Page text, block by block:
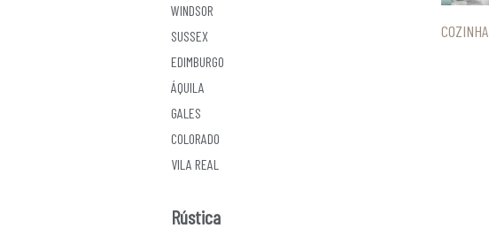
WINDSOR
SUSSEX
EDIMBURGO
ÁQUILA
GALES
COLORADO
VILA REAL
Rústica
COZINHA